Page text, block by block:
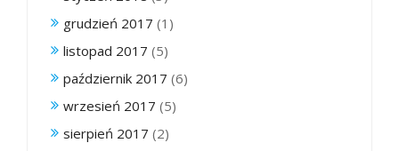
grudzień 2017 (1)
listopad 2017 (5)
październik 2017 (6)
wrzesień 2017 (5)
sierpień 2017 (2)